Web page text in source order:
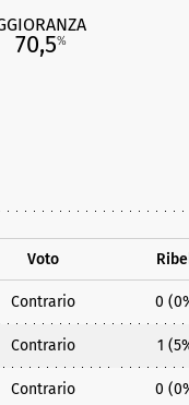
70,5%
Voto
Contrario 0
Contrario 1
Contrario 0